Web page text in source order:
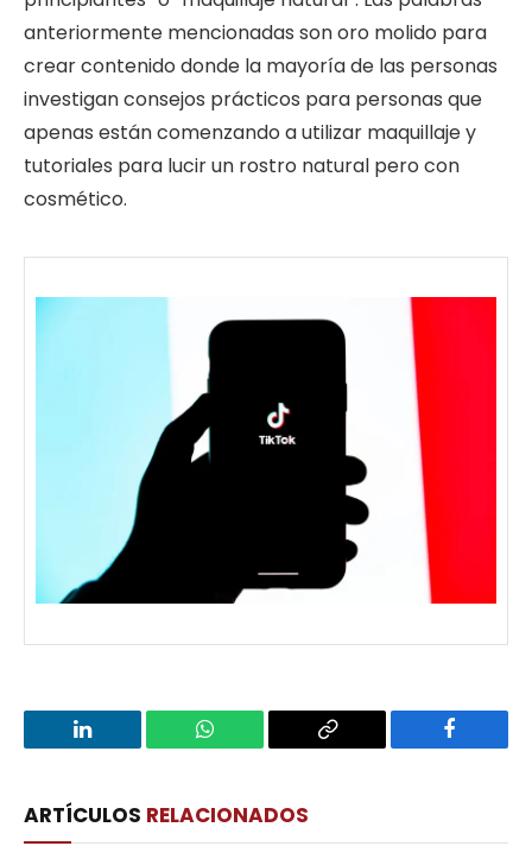
anteriormente mencionadas son oro molido para
crear contenido donde la mayoría de las personas
investigan consejos prácticos para personas que
apenas están comenzando a utilizar maquillaje y
tutoriales para lucir un rostro natural pero con
cosmético.
LinkedIn WhatsApp
Copy
Facebook
ARTÍCULOS RELACIONADOS